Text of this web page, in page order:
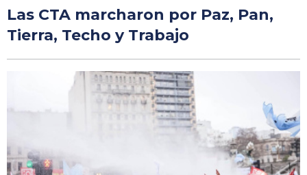
Las CTA marcharon por Paz, Pan,
Tierra, Techo y Trabajo